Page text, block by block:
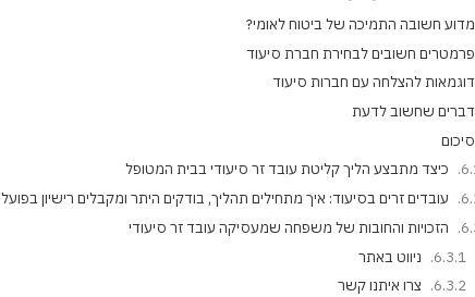
מדוע חשובה התמיכה של ביטוח לאומי?
פרמטרים חשובים לבחירת חברת סיעוד
דוגמאות להצלחה עם חברות סיעוד
דברים שחשוב לדעת
סיכום
כיצד מתבצע הליך קליטת עובד זר סיעודי בבית המטופל
עובדים זרים בסיעוד: איך מתחילים תהליך, בודקים היתר ומקבלים רישיון בפועל
הזכויות והחובות של משפחה שמעסיקה עובד זר סיעודי
ניווט באתר
צרו איתנו קשר